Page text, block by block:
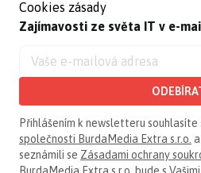
Cookies zásady
Zajímavosti ze světa IT v e-
Přihlášením k newsletteru souhlasíte
společnosti BurdaMedia Extra s.r.o.
seznámili se Zásadami ochrany